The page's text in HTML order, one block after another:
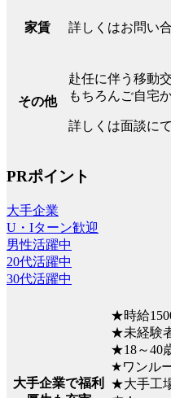
家賃 詳しくはお問い
その他
赴任に伴う移動
もちろんご自宅
詳しくは面談に
PRポイント
大手企業
U・Iターン歓迎
男性活躍中
20代活躍中
30代活躍中
大手企業で福利
★時給
★未経験
★18～40
★ワンル
★大手工